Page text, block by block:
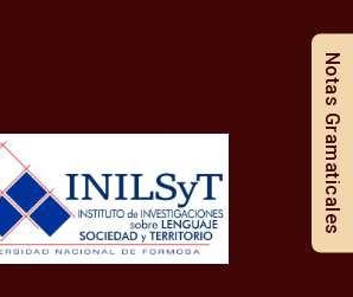
Notas Gramaticales